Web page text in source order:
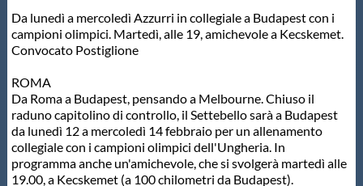
Centri Federali
Protezione Civile
Qualità
Da lunedì a mercoledì Azzurri in collegiale a Budapest con i
campioni olimpici. Martedì, alle 19, amichevole a Kecskemet.
Convocato Postiglione
ROMA
Da Roma a Budapest, pensando a Melbourne. Chiuso il
raduno capitolino di controllo, il Settebello sarà a Budapest
da lunedì 12 a mercoledì 14 febbraio per un allenamento
collegiale con i campioni olimpici dell'Ungheria. In
programma anche un'amichevole, che si svolgerà martedì alle
19.00, a Kecskemet (a 100 chilometri da Budapest).